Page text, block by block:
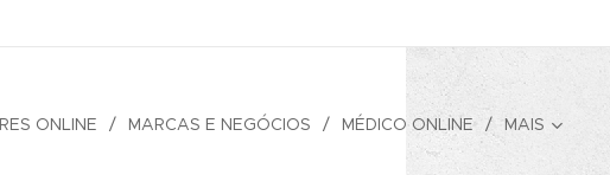
ONLINE MARCAS E NEGÓCIOS MÉDICO ONLINE MAIS